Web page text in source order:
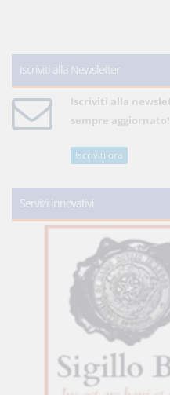
Iscriviti alla Newsletter
Iscriviti alla
sempre aggiornato!
Iscriviti ora
Servizi innovativi